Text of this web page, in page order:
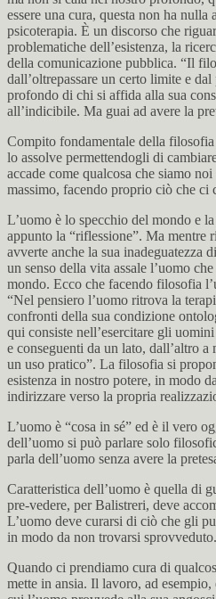
essere una cura, questa non ha nulla
psicoterapia. È un discorso che
problematiche dell’esistenza, la
della comunicazione pubblica. “Il
dall’oltrepassare un certo limite e
profondo di chi si affida alla sua
all’indicibile. Ma guai ad avere la
Compito fondamentale della
lo assolve permettendogli di
accade come qualcosa che siamo
massimo, facendo proprio ciò che ci
L’uomo è lo specchio del mondo e
appunto la “riflessione”. Ma mentre
avverte anche la sua inadeguatezza
un senso della vita assale l’uomo
mondo. Ecco che facendo filosofia
“Nel pensiero l’uomo ritrova la
confronti della sua condizione
qui consiste nell’esercitare gli
e conseguenti da un lato, dall’altro
un uso pratico”. La filosofia si
esistenza in nostro potere, in modo
indirizzare verso la propria
L’uomo è “cosa in sé” ed è il vero
dell’uomo si può parlare solo
parla dell’uomo senza avere la
Caratteristica dell’uomo è quella di
pre-vedere, per Balistreri, deve
L’uomo deve curarsi di ciò che gli
in modo da non trovarsi sprovveduto.
Quando ci prendiamo cura di
mette in ansia. Il lavoro, ad